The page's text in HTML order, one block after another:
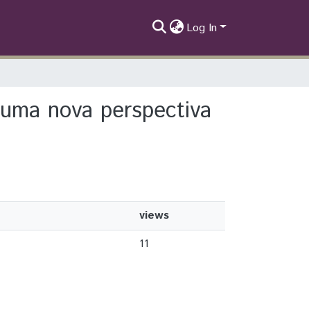
Log In
nova perspectiva
views
11